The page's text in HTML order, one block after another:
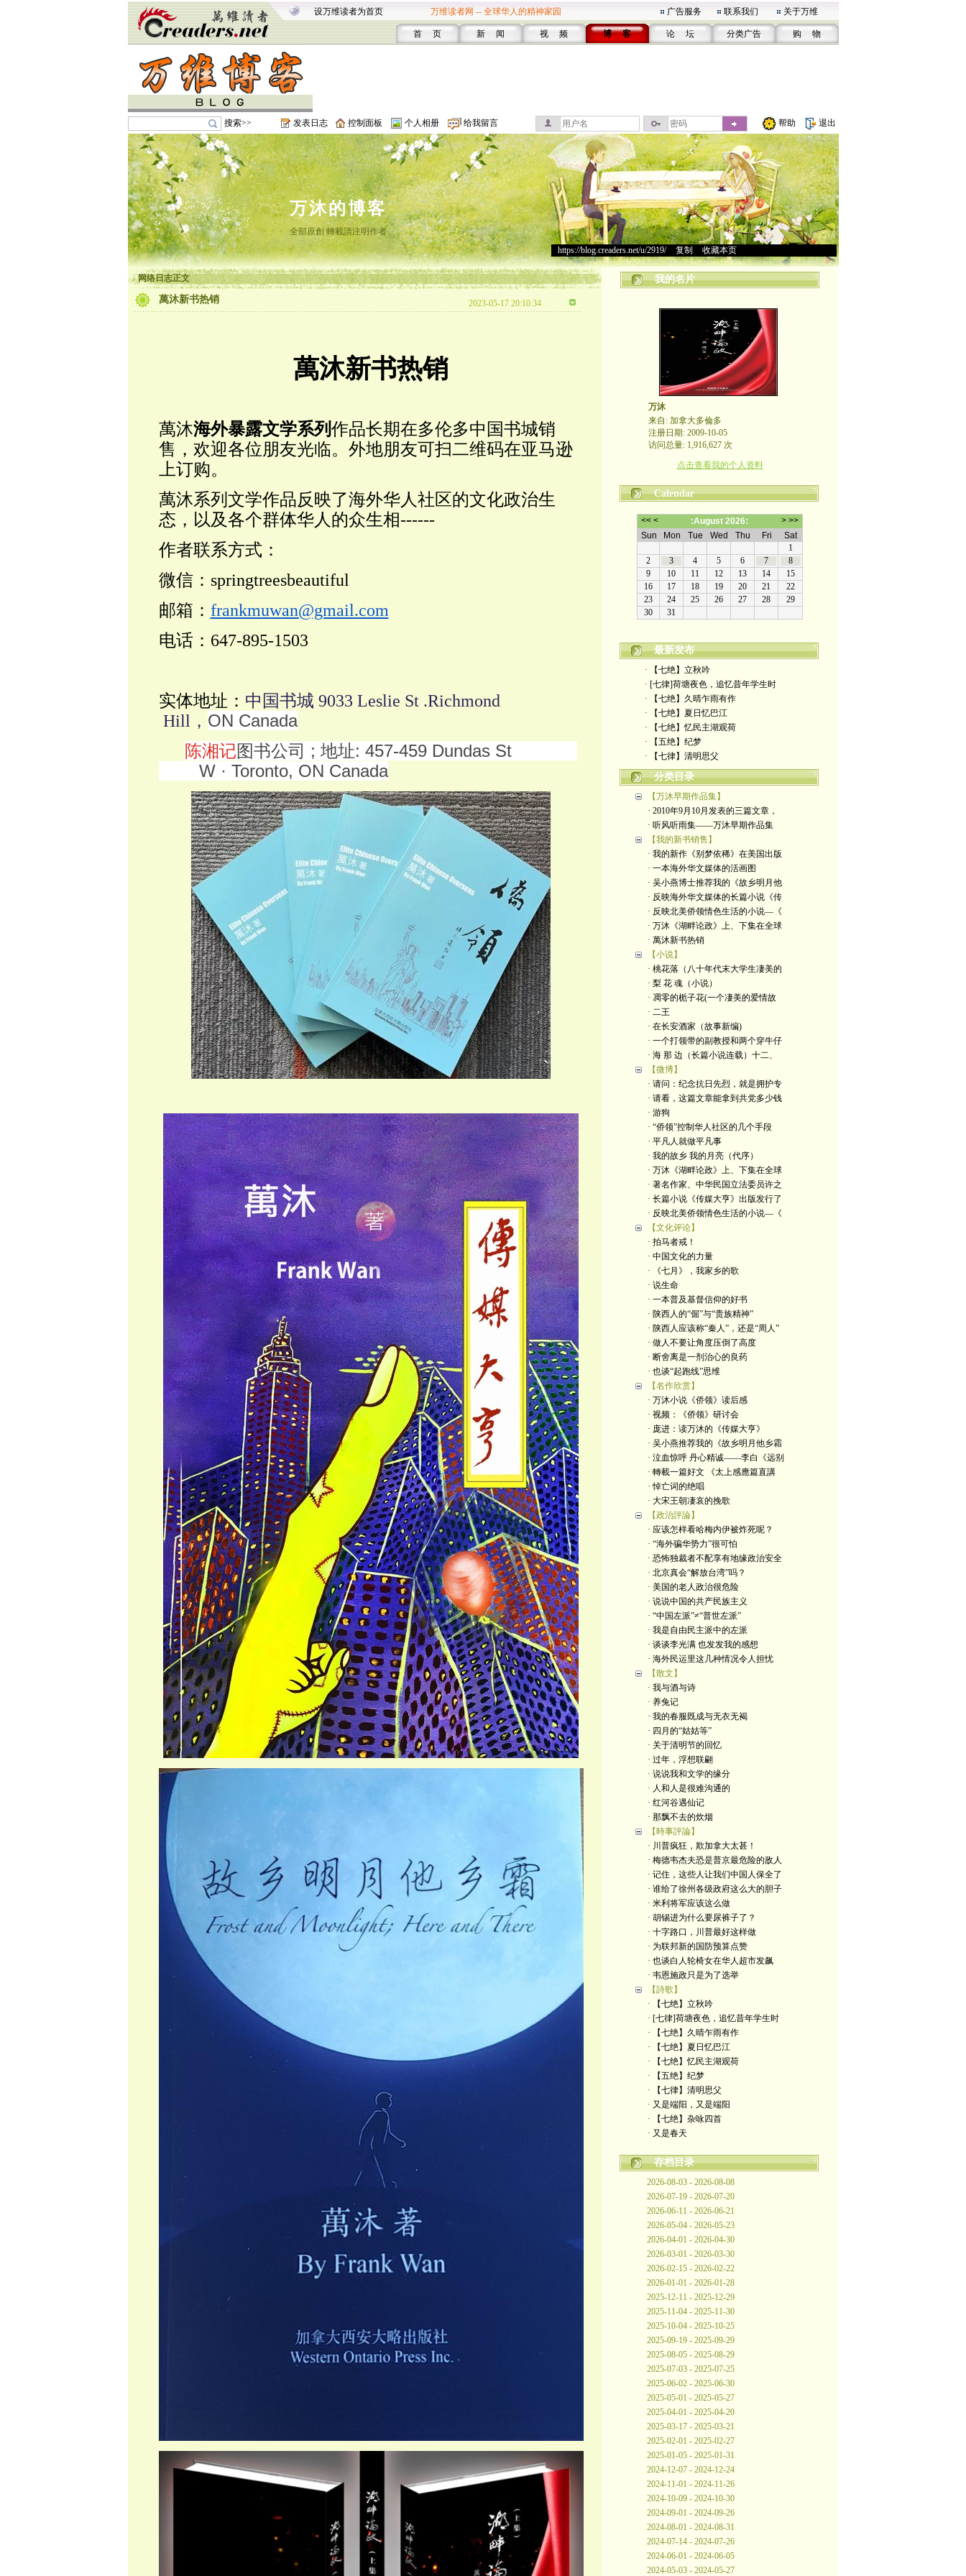
设万维读者为首页 万维读者网 -- 全球华人的精神家园 广告服务 联系我们 关于万维
首 页 新 闻 视 频 博 客 论 坛 分类广告 购 物
搜索>> 发表日志 控制面板 个人相册 给我留言 帮助 退出
万沐的博客
全部原創 轉載請注明作者
https://blog.creaders.net/u/2919/> 复制 收藏本页
网络日志正文
萬沐新书热销 2023-05-17 20:10:34
萬沐新书热销
萬沐海外暴露文学系列作品长期在多伦多中国书城销
售，欢迎各位朋友光临。外地朋友可扫二维码在亚马逊
上订购。
萬沐系列文学作品反映了海外华人社区的文化政治生
态，以及各个群体华人的众生相------
作者联系方式：
微信：springtreesbeautiful
邮箱： frankmuwan@gmail.com
电话：647-895-1503
实体地址： 中国书城 9033 Leslie St .Richmond
Hill， ON Canada
陈湘记图书公司 ; 地址: 457-459 Dundas St
W · Toronto, ON Canada
我的名片
万沐
来自: 加拿大多倫多
注册日期: 2009-10-05
访问总量: 1,916,627 次
点击查看我的个人资料
Calendar
最新发布
· 【七绝】立秋吟
· [七律]荷塘夜色，追忆昔年学生时
· 【七绝】久晴乍雨有作
· 【七绝】夏日忆巴江
· 【七绝】忆民主湖观荷
· 【五绝】纪梦
· ​【七律】清明思父
分类目录
【万沐早期作品集】
· 2010年9月10月发表的三篇文章，
· 听风听雨集——万沐早期作品集
【我的新书销售】
· 我的新作《别梦依稀》在美国出版
· 一本海外华文媒体的活画图
· 吴小燕博士推荐我的《故乡明月他
· 反映海外华文媒体的长篇小说《传
· 反映北美侨领情色生活的小说—《
· 万沐《湖畔论政》上、下集在全球
· 萬沐新书热销
【小说】
· 桃花落（八十年代末大学生凄美的
· 梨 花 魂（小说）
· 凋零的栀子花(一个凄美的爱情故
· 二王
· 在长安酒家（故事新编)
· 一个打领带的副教授和两个穿牛仔
· 海 那 边（长篇小说连载）十二、
【微博】
· 请问：纪念抗日先烈，就是拥护专
· 请看，这篇文章能拿到共党多少钱
· 游狗
· “侨领”控制华人社区的几个手段
· 平凡人就做平凡事
· 我的故乡 我的月亮（代序）
· 万沐《湖畔论政》上、下集在全球
· 著名作家、中华民国立法委员许之
· 长篇小说《传媒大亨》出版发行了
· 反映北美侨领情色生活的小说—《
【文化评论】
· 拍马者戒！
· 中国文化的力量
· 《七月》，我家乡的歌
· 说生命
· 一本普及基督信仰的好书
· 陕西人的“倔”与“贵族精神”
· 陕西人应该称“秦人”，还是“周人”
· 做人不要让角度压倒了高度
· 断舍离是一剂治心的良药
· 也谈“起跑线”思维
【名作欣赏】
· 万沐小说《侨领》读后感
· 视频：《侨领》研讨会
· 庞进：读万沐的《传媒大亨》
· 吴小燕推荐我的《故乡明月他乡霜
· 泣血惊呼 丹心精诚——李白《远别
· 轉載一篇好文 《太上感應篇直講
· 悼亡词的绝唱
· 大宋王朝凄哀的挽歌
【政治評論】
· 应该怎样看哈梅内伊被炸死呢？
· “海外骗华势力”很可怕
· 恐怖独裁者不配享有地缘政治安全
· 北京真会“解放台湾”吗？
· 美国的老人政治很危险
· 说说中国的共产民族主义
· “中国左派”≠“普世左派”
· 我是自由民主派中的左派
· 谈谈李光满 也发发我的感想
· 海外民运里这几种情况令人担忧
【散文】
· 我与酒与诗
· 养兔记
· 我的春服既成与无衣无褐
· 四月的“姑姑等”
· 关于清明节的回忆
· 过年，浮想联翩
· 说说我和文学的缘分
· 人和人是很难沟通的
· 红河谷遇仙记
· 那飘不去的炊烟
【時事評論】
· 川普疯狂，欺加拿大太甚！
· 梅德韦杰夫恐是普京最危险的敌人
· 记住，这些人让我们中国人保全了
· 谁给了徐州各级政府这么大的胆子
· 米利将军应该这么做
· 胡锡进为什么要尿裤子了？
· 十字路口，川普最好这样做
· 为联邦新的国防预算点赞
· 也谈白人轮椅女在华人超市发飙
· 韦恩施政只是为了选举
【詩歌】
· 【七绝】立秋吟
· [七律]荷塘夜色，追忆昔年学生时
· 【七绝】久晴乍雨有作
· 【七绝】夏日忆巴江
· 【七绝】忆民主湖观荷
· 【五绝】纪梦
· ​【七律】清明思父
· 又是端阳，又是端阳
· 【七绝】杂咏四首
· 又是春天
存档目录
2026-08-03 - 2026-08-08
2026-07-19 - 2026-07-20
2026-06-11 - 2026-06-21
2026-05-04 - 2026-05-23
2026-04-01 - 2026-04-30
2026-03-01 - 2026-03-30
2026-02-15 - 2026-02-22
2026-01-01 - 2026-01-28
2025-12-11 - 2025-12-29
2025-11-04 - 2025-11-30
2025-10-04 - 2025-10-25
2025-09-19 - 2025-09-29
2025-08-05 - 2025-08-29
2025-07-03 - 2025-07-25
2025-06-02 - 2025-06-30
2025-05-01 - 2025-05-27
2025-04-01 - 2025-04-20
2025-03-17 - 2025-03-21
2025-02-01 - 2025-02-27
2025-01-05 - 2025-01-31
2024-12-07 - 2024-12-24
2024-11-01 - 2024-11-26
2024-10-09 - 2024-10-30
2024-09-01 - 2024-09-26
2024-08-01 - 2024-08-31
2024-07-14 - 2024-07-26
2024-06-01 - 2024-06-05
2024-05-03 - 2024-05-27